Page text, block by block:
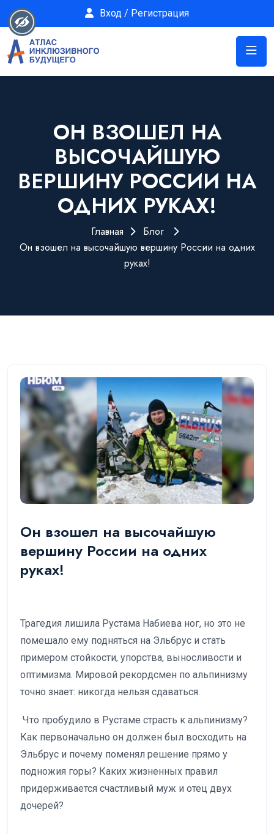
Вход / Регистрация
ОН ВЗОШЕЛ НА
ВЫСОЧАЙШУЮ
ВЕРШИНУ РОССИИ НА
ОДНИХ РУКАХ!
Главная
Блог
Он взошел на высочайшую вершину России на одних
руках!
Он взошел на высочайшую
вершину России на одних
руках!
Трагедия лишила Рустама Набиева ног, но это не
помешало ему подняться на Эльбрус и стать
примером стойкости, упорства, выносливости и
оптимизма. Мировой рекордсмен по альпинизму
точно знает: никогда нельзя сдаваться.
Что пробудило в Рустаме страсть к альпинизму?
Как первоначально он должен был восходить на
Эльбрус и почему поменял решение прямо у
подножия горы? Каких жизненных правил
придерживается счастливый муж и отец двух
дочерей?